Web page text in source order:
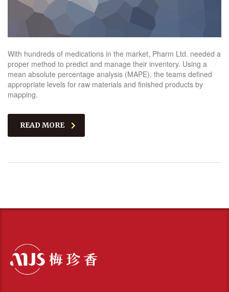
With hundreds of medications in the market, Pharm Ltd. needed a
proper method to predict and manage their inventory. Using a
mean absolute percentage analysis (MAPE), the teams defined
appropriate levels for raw materials and finished products by
mapping.
READ MORE